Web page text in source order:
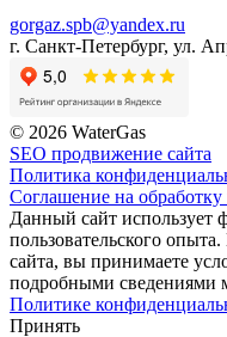
gorgaz.spb@yandex.ru
г. Санкт-Петербург, ул.
© 2026 WaterGas
SEO продвижение сайта
Политика
Соглашение на
Данный сайт использует
пользовательского
сайта, вы принимаете
подробными сведениями
Политике
Принять